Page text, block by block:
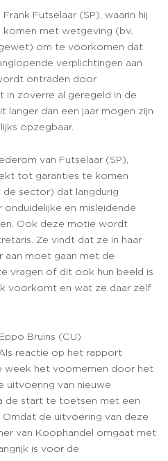
Futselaar (SP), waarin hij
met wetgeving (bv.
om te voorkomen dat
verplichtingen aan
ontraden door
in zoverre al geregeld in de
dan een jaar mogen zijn
opzegbaar.
van Futselaar (SP),
tot garanties te komen
sector) dat langdurig
en misleidende
Ook deze motie wordt
Ze vindt dat ze in haar
aan moet gaan met de
vragen of dit ook hun beeld is
voorkomt en wat ze daar zelf
Bruins (CU)
reactie op het rapport
week het voornemen door het
uitvoering van nieuwe
de start te toetsen met een
de uitvoering van deze
van Koophandel omgaat met
is voor de